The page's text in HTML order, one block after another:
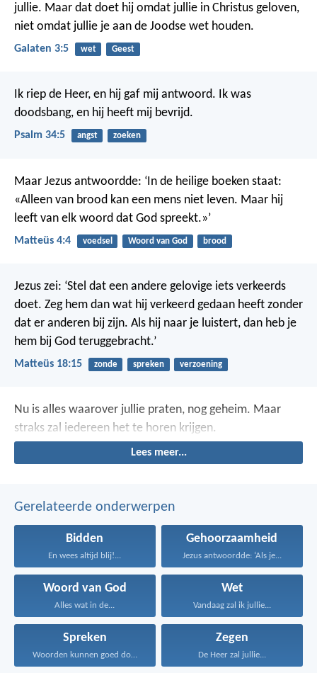
jullie. Maar dat doet hij omdat jullie in Christus geloven,
niet omdat jullie je aan de Joodse wet houden.
Galaten 3:5 wet Geest
Ik riep de Heer, en hij gaf mij antwoord. Ik was
doodsbang, en hij heeft mij bevrijd.
Psalm 34:5 angst zoeken
Maar Jezus antwoordde: ‘In de heilige boeken staat:
«Alleen van brood kan een mens niet leven. Maar hij
leeft van elk woord dat God spreekt.»’
Matteüs 4:4 voedsel Woord van God brood
Jezus zei: ‘Stel dat een andere gelovige iets verkeerds
doet. Zeg hem dan wat hij verkeerd gedaan heeft zonder
dat er anderen bij zijn. Als hij naar je luistert, dan heb je
hem bij God teruggebracht.’
Matteüs 18:15 zonde spreken verzoening
Nu is alles waarover jullie praten, nog geheim. Maar
straks zal iedereen het te horen krijgen.
Lees meer...
Gerelateerde onderwerpen
Bidden
En wees altijd blij!...
Gehoorzaamheid
Jezus antwoordde: ‘Als je...
Woord van God
Alles wat in de...
Wet
Vandaag zal ik jullie...
Spreken
Woorden kunnen goed doen...
Zegen
De Heer zal jullie...